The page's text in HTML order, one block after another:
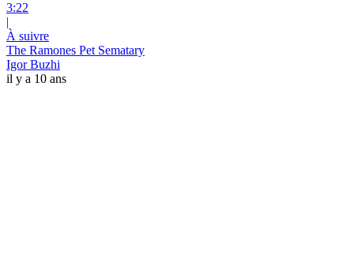
3:22
|
À suivre
The Ramones Pet Sematary
Igor Buzhi
il y a 10 ans